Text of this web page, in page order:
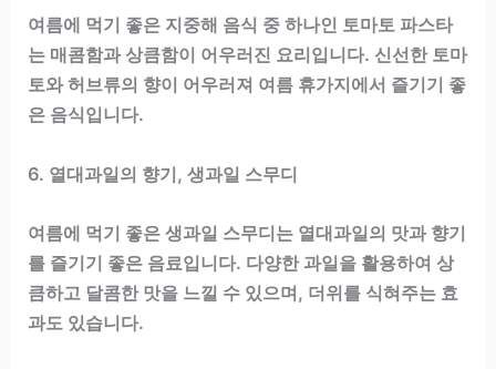
여름에 먹기 좋은 지중해 음식 중 하나인 토마토 파스타
는 매콤함과 상큼함이 어우러진 요리입니다. 신선한 토마
토와 허브류의 향이 어우러져 여름 휴가지에서 즐기기 좋
은 음식입니다.
6. 열대과일의 향기, 생과일 스무디
여름에 먹기 좋은 생과일 스무디는 열대과일의 맛과 향기
를 즐기기 좋은 음료입니다. 다양한 과일을 활용하여 상
큼하고 달콤한 맛을 느낄 수 있으며, 더위를 식혀주는 효
과도 있습니다.